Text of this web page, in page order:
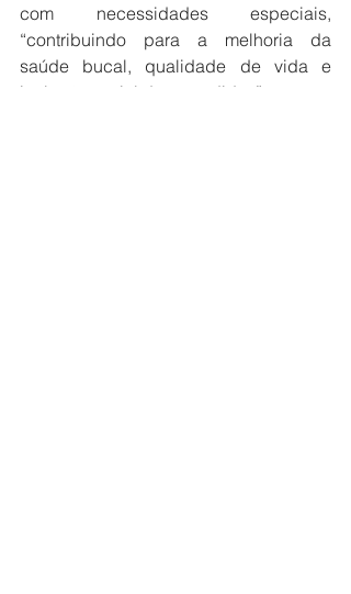
com necessidades especiais,
“contribuindo para a melhoria da
saúde bucal, qualidade de vida e
inclusão social dos atendidos”.